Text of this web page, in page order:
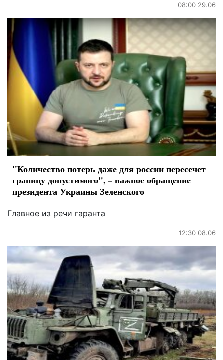
08:00 29.06
"Количество потерь даже для россии пересечет
границу допустимого", – важное обращение
президента Украины Зеленского
Главное из речи гаранта
12:30 08.06